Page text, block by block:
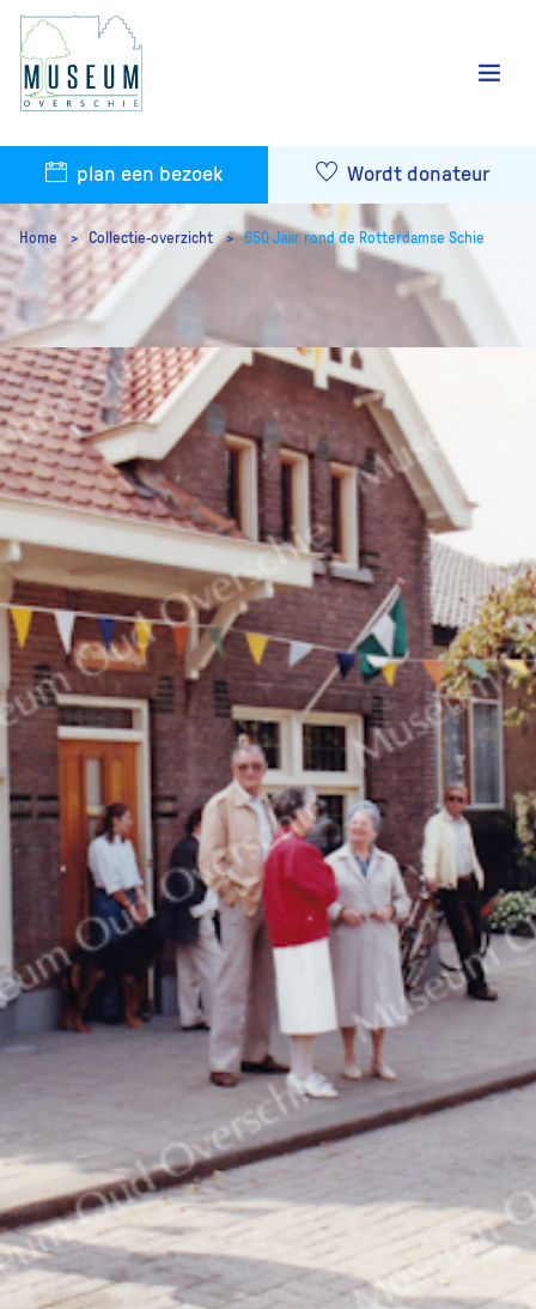
plan een bezoek Wordt donateur
Home Collectie-overzicht 650 Jaar rond de Rotterdamse Schie